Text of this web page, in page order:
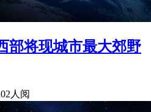
部将现城市最大郊野
人阅